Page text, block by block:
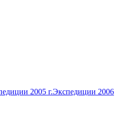
2005 г.Экспедиции 2006